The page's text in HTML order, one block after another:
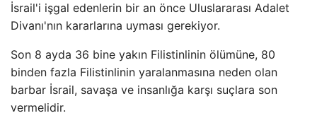
İsrail'i işgal edenlerin bir an önce Uluslararası Adalet
Divanı'nın kararlarına uyması gerekiyor.
Son 8 ayda 36 bine yakın Filistinlinin ölümüne, 80
binden fazla Filistinlinin yaralanmasına neden olan
barbar İsrail, savaşa ve insanlığa karşı suçlara son
vermelidir.